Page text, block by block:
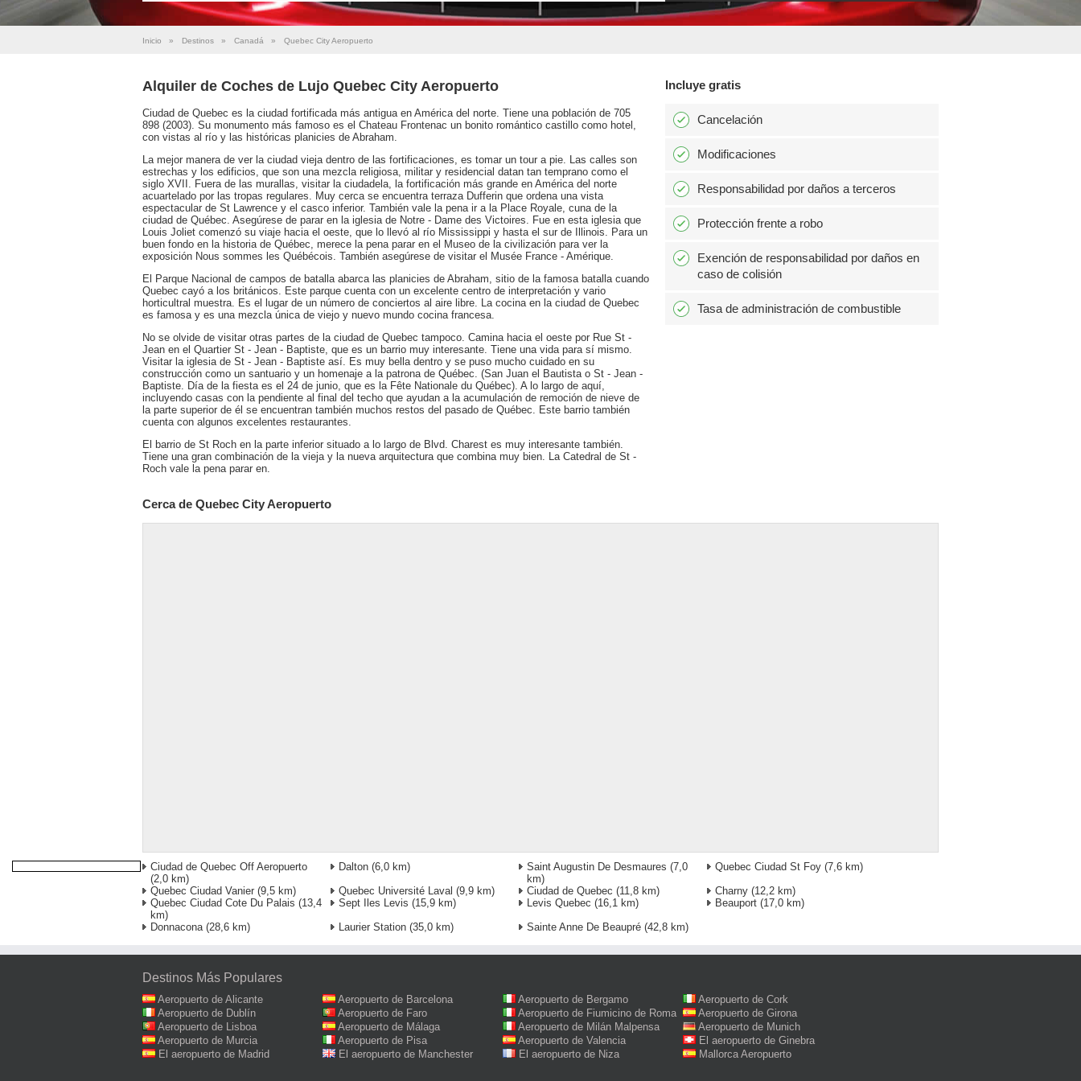
Inicio » Destinos » Canadá » Quebec City Aeropuerto
Alquiler de Coches de Lujo Quebec City Aeropuerto
Ciudad de Quebec es la ciudad fortificada más antigua en América del norte. Tiene una población de 705
898 (2003). Su monumento más famoso es el Chateau Frontenac un bonito romántico castillo como hotel,
con vistas al río y las históricas planicies de Abraham.
La mejor manera de ver la ciudad vieja dentro de las fortificaciones, es tomar un tour a pie. Las calles son
estrechas y los edificios, que son una mezcla religiosa, militar y residencial datan tan temprano como el
siglo XVII. Fuera de las murallas, visitar la ciudadela, la fortificación más grande en América del norte
acuartelado por las tropas regulares. Muy cerca se encuentra terraza Dufferin que ordena una vista
espectacular de St Lawrence y el casco inferior. También vale la pena ir a la Place Royale, cuna de la
ciudad de Québec. Asegúrese de parar en la iglesia de Notre - Dame des Victoires. Fue en esta iglesia que
Louis Joliet comenzó su viaje hacia el oeste, que lo llevó al río Mississippi y hasta el sur de Illinois. Para un
buen fondo en la historia de Québec, merece la pena parar en el Museo de la civilización para ver la
exposición Nous sommes les Québécois. También asegúrese de visitar el Musée France - Amérique.
El Parque Nacional de campos de batalla abarca las planicies de Abraham, sitio de la famosa batalla cuando
Quebec cayó a los británicos. Este parque cuenta con un excelente centro de interpretación y vario
horticultral muestra. Es el lugar de un número de conciertos al aire libre. La cocina en la ciudad de Quebec
es famosa y es una mezcla única de viejo y nuevo mundo cocina francesa.
No se olvide de visitar otras partes de la ciudad de Quebec tampoco. Camina hacia el oeste por Rue St -
Jean en el Quartier St - Jean - Baptiste, que es un barrio muy interesante. Tiene una vida para sí mismo.
Visitar la iglesia de St - Jean - Baptiste así. Es muy bella dentro y se puso mucho cuidado en su
construcción como un santuario y un homenaje a la patrona de Québec. (San Juan el Bautista o St - Jean -
Baptiste. Día de la fiesta es el 24 de junio, que es la Fête Nationale du Québec). A lo largo de aquí,
incluyendo casas con la pendiente al final del techo que ayudan a la acumulación de remoción de nieve de
la parte superior de él se encuentran también muchos restos del pasado de Québec. Este barrio también
cuenta con algunos excelentes restaurantes.
El barrio de St Roch en la parte inferior situado a lo largo de Blvd. Charest es muy interesante también.
Tiene una gran combinación de la vieja y la nueva arquitectura que combina muy bien. La Catedral de St -
Roch vale la pena parar en.
Incluye gratis
Cancelación
Modificaciones
Responsabilidad por daños a terceros
Protección frente a robo
Exención de responsabilidad por daños en
caso de colisión
Tasa de administración de combustible
Cerca de Quebec City Aeropuerto
Ciudad de Quebec Off Aeropuerto
(2,0 km)
Dalton (6,0 km) Saint Augustin De Desmaures (7,0
km)
Quebec Ciudad St Foy (7,6 km)
Quebec Ciudad Vanier (9,5 km) Quebec Université Laval (9,9 km) Ciudad de Quebec (11,8 km) Charny (12,2 km)
Quebec Ciudad Cote Du Palais (13,4
km)
Sept Iles Levis (15,9 km) Levis Quebec (16,1 km) Beauport (17,0 km)
Donnacona(28,6 km) Laurier Station (35,0 km) Sainte Anne De Beaupré (42,8 km)
Destinos Más Populares
Aeropuerto de Alicante Aeropuerto de Barcelona Aeropuerto de Bergamo
Aeropuerto de Cork
Aeropuerto de Dublín
Aeropuerto de Faro Aeropuerto de Fiumicino de Roma
Aeropuerto de Girona
Aeropuerto de Lisboa
Aeropuerto de Málaga Aeropuerto de Milán Malpensa
Aeropuerto de Munich
Aeropuerto de Murcia
Aeropuerto de Pisa Aeropuerto de Valencia
El aeropuerto de Ginebra
El aeropuerto de Madrid
El aeropuerto de Manchester El aeropuerto de Niza Mallorca Aeropuerto